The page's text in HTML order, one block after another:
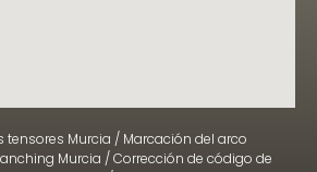
tensores Murcia / Marcación del arco
Murcia /Corrección de código de